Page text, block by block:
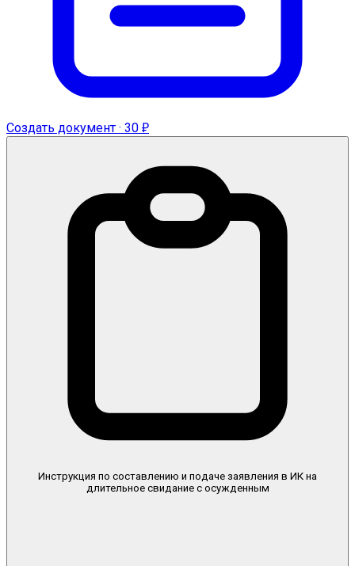
Создать документ · 30 ₽
Инструкция по составлению и подаче заявления в ИК на
длительное свидание с осужденным